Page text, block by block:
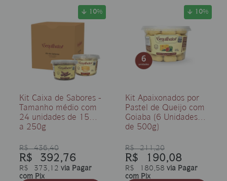
10%
Kit Caixa de Sabores -
Tamanho médio com
24 unidades de 150g
a 250g
R$ 436,40
R$ 392,76
R$ 373,12 via Pagar
com Pix
10%
Kit Apaixonados por
Pastel de Queijo com
Goiaba (6 Unidades
de 500g)
R$ 211,20
R$ 190,08
R$ 180,58 via Pagar
com Pix